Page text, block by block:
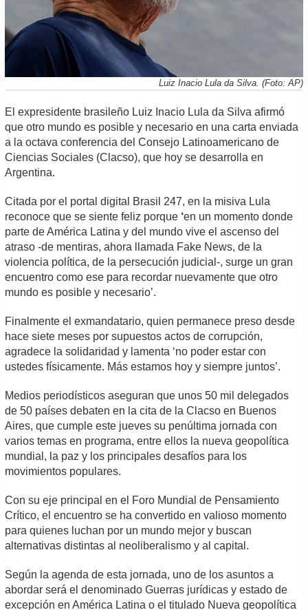
Luiz Inacio Lula da Silva. (Foto: AP)
El expresidente brasileño Luiz Inacio Lula da Silva afirmó
que otro mundo es posible y necesario en una carta enviada
a la octava conferencia del Consejo Latinoamericano de
Ciencias Sociales (Clacso), que hoy se desarrolla en
Argentina.
Citada por el portal digital Brasil 247, en la misiva Lula
reconoce que se siente feliz porque ‘en un momento donde
parte de América Latina y del mundo vive el ascenso del
atraso -de mentiras, ahora llamada Fake News, de la
violencia política, de la persecución judicial-, surge un gran
encuentro como ese para recordar nuevamente que otro
mundo es posible y necesario’.
Finalmente el exmandatario, quien permanece preso desde
hace siete meses por supuestos actos de corrupción,
agradece la solidaridad y lamenta ‘no poder estar con
ustedes físicamente. Más estamos hoy y siempre juntos’.
Medios periodísticos aseguran que unos 50 mil delegados
de 50 países debaten en la cita de la Clacso en Buenos
Aires, que cumple este jueves su penúltima jornada con
varios temas en programa, entre ellos la nueva geopolítica
mundial, la paz y los principales desafíos para los
movimientos populares.
Con su eje principal en el Foro Mundial de Pensamiento
Crítico, el encuentro se ha convertido en valioso momento
para quienes luchan por un mundo mejor y buscan
alternativas distintas al neoliberalismo y al capital.
Según la agenda de esta jornada, uno de los asuntos a
abordar será el denominado Guerras jurídicas y estado de
excepción en América Latina o el titulado Nueva geopolítica